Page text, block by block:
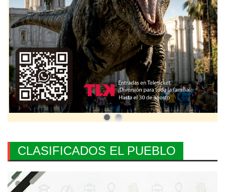
CLASIFICADOS EL PUEBLO